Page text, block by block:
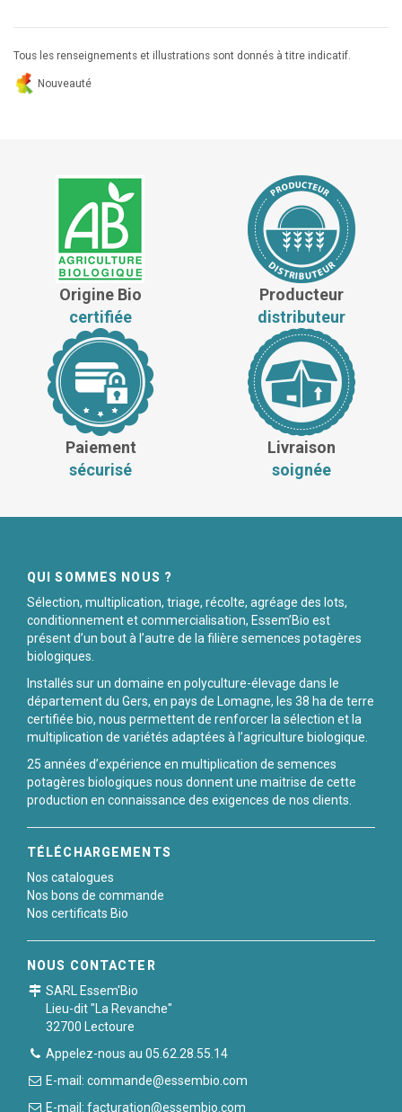
Tous les renseignements et illustrations sont donnés à titre indicatif.
Nouveauté
Origine Bio
certifiée
Producteur
distributeur
Paiement
sécurisé
Livraison
soignée
QUI SOMMES NOUS ?
Sélection, multiplication, triage, récolte, agréage des lots,
conditionnement et commercialisation, Essem’Bio est
présent d’un bout à l’autre de la filière semences potagères
biologiques.
Installés sur un domaine en polyculture-élevage dans le
département du Gers, en pays de Lomagne, les 38 ha de terre
certifiée bio, nous permettent de renforcer la sélection et la
multiplication de variétés adaptées à l’agriculture biologique.
25 années d’expérience en multiplication de semences
potagères biologiques nous donnent une maitrise de cette
production en connaissance des exigences de nos clients.
TÉLÉCHARGEMENTS
Nos catalogues
Nos bons de commande
Nos certificats Bio
NOUS CONTACTER
SARL Essem'Bio
Lieu-dit "La Revanche"
32700 Lectoure
Appelez-nous au 05.62.28.55.14
E-mail: commande@essembio.com
E-mail: facturation@essembio.com